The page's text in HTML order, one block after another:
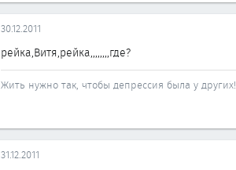
30.12.2011
рейка,Витя,рейка,,,,,,,,где?
Жить нужно так, чтобы депрессия была у других!
31.12.2011